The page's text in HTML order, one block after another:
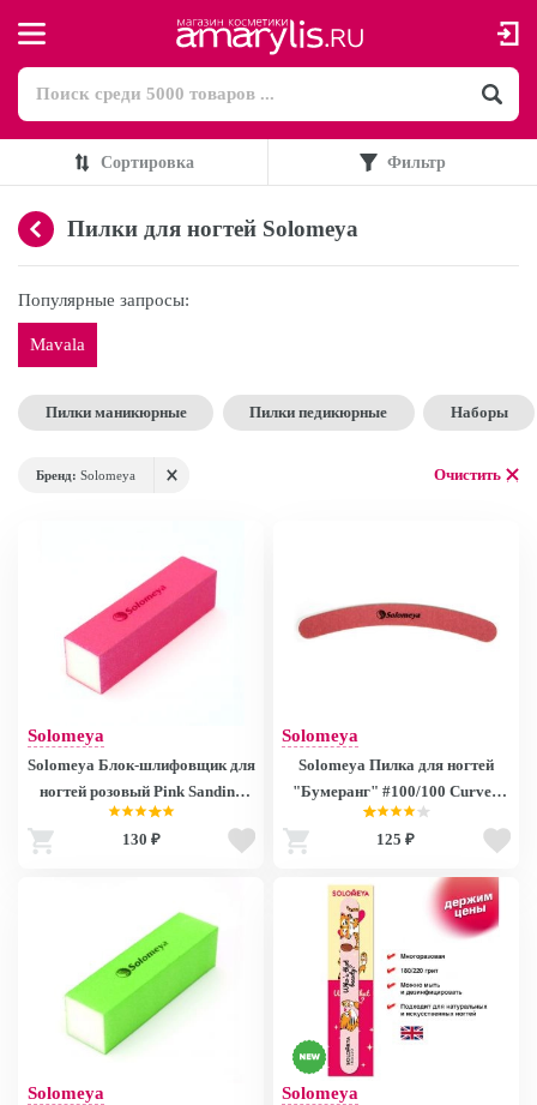
Сортировка Фильтр
Пилки для ногтей Solomeya
Популярные запросы:
Mavala
Пилки маникюрные Пилки педикюрные Наборы
Бренд: Solomeya Очистить
Solomeya
Solomeya Блок-шлифовщик для
ногтей розовый Pink Sanding
Block 1734
130 ₽
Solomeya
Solomeya Пилка для ногтей
"Бумеранг" #100/100 Curved
Pink File 0808
125 ₽
Solomeya Solomeya